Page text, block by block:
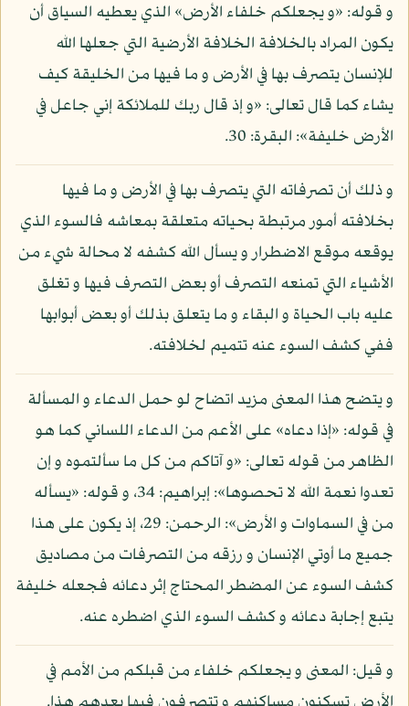
و قوله: «و يجعلكم خلفاء الأرض» الذي يعطيه السياق أن
يكون المراد بالخلافة الخلافة الأرضية التي جعلها الله
للإنسان يتصرف بها في الأرض و ما فيها من الخليقة كيف
يشاء كما قال تعالى: «و إذ قال ربك للملائكة إني جاعل في
الأرض خليفة»: البقرة: 30.
و ذلك أن تصرفاته التي يتصرف بها في الأرض و ما فيها
بخلافته أمور مرتبطة بحياته متعلقة بمعاشه فالسوء الذي
يوقعه موقع الاضطرار و يسأل الله كشفه لا محالة شيء من
الأشياء التي تمنعه التصرف أو بعض التصرف فيها و تغلق
عليه باب الحياة و البقاء و ما يتعلق بذلك أو بعض أبوابها
ففي كشف السوء عنه تتميم لخلافته.
و يتضح هذا المعنى مزيد اتضاح لو حمل الدعاء و المسألة
في قوله: «إذا دعاه» على الأعم من الدعاء اللساني كما هو
الظاهر من قوله تعالى: «و آتاكم من كل ما سألتموه و إن
تعدوا نعمة الله لا تحصوها»: إبراهيم: 34، و قوله: «يسأله
من في السماوات و الأرض»: الرحمن: 29، إذ يكون على هذا
جميع ما أوتي الإنسان و رزقه من التصرفات من مصاديق
كشف السوء عن المضطر المحتاج إثر دعائه فجعله خليفة
يتبع إجابة دعائه و كشف السوء الذي اضطره عنه.
و قيل: المعنى و يجعلكم خلفاء من قبلكم من الأمم في